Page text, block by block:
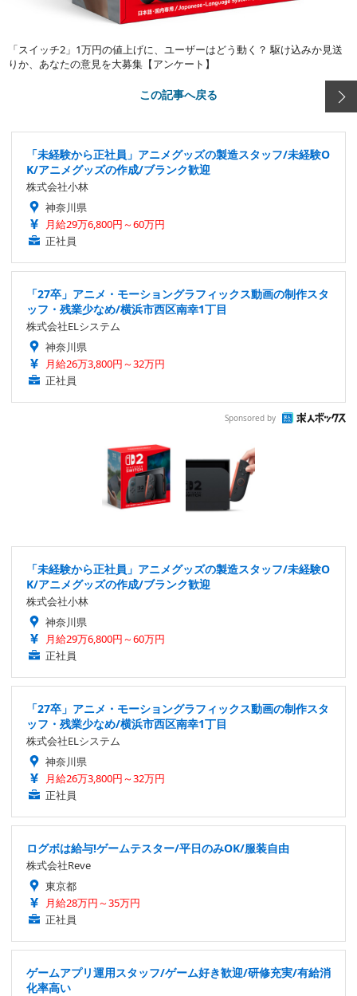
「スイッチ2」1万円の値上げに、ユーザーはどう動く？ 駆け込みか見送
りか、あなたの意見を大募集【アンケート】
この記事へ戻る
「未経験から正社員」アニメグッズの製造スタッフ/未経験O
K/アニメグッズの作成/ブランク歓迎
株式会社小林
神奈川県
月給29万6,800円～60万円
正社員
「27卒」アニメ・モーショングラフィックス動画の制作スタ
ッフ・残業少なめ/横浜市西区南幸1丁目
株式会社ELシステム
神奈川県
月給26万3,800円～32万円
正社員
Sponsored by
「未経験から正社員」アニメグッズの製造スタッフ/未経験O
K/アニメグッズの作成/ブランク歓迎
株式会社小林
神奈川県
月給29万6,800円～60万円
正社員
「27卒」アニメ・モーショングラフィックス動画の制作スタ
ッフ・残業少なめ/横浜市西区南幸1丁目
株式会社ELシステム
神奈川県
月給26万3,800円～32万円
正社員
ログボは給与!ゲームテスター/平日のみOK/服装自由
株式会社Reve
東京都
月給28万円～35万円
正社員
ゲームアプリ運用スタッフ/ゲーム好き歓迎/研修充実/有給消
化率高い